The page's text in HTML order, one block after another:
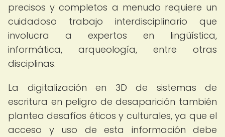
precisos y completos a menudo requiere un
cuidadoso trabajo interdisciplinario que
involucra a expertos en lingüística,
informática, arqueología, entre otras
disciplinas.
La digitalización en 3D de sistemas de
escritura en peligro de desaparición también
plantea desafíos éticos y culturales, ya que el
acceso y uso de esta información debe